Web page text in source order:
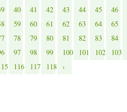
40 41 42 43 44 45 46
59 60 61 62 63 64 65
78 79 80 81 82 83 84
97 98 99 100 101 102 103
116 117 118 ›